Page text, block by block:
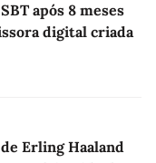
após 8 meses
digital criada
Erling Haaland